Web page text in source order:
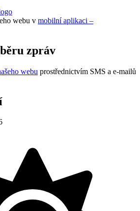
webu v mobilní aplikaci –
zpráv
webu prostřednictvím SMS a e-mailů